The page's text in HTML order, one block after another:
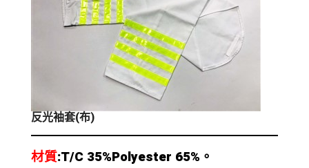
反光袖套(布)
材質:T/C 35%Polyester 65%。